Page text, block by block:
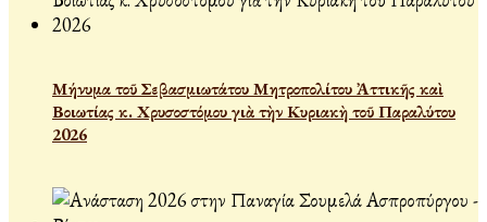
Μήνυμα τοῦ Σεβασμιωτάτου Μητροπολίτου Ἀττικῆς καὶ
Βοιωτίας κ. Χρυσοστόμου γιὰ τὴν Κυριακὴ τοῦ Παραλύτου
2026